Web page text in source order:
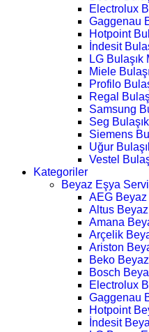
Electrolux
Gaggenau
Hotpoint
İndesit
LG
Miele
Profilo
Regal
Samsung
Seg
Siemens
Uğur
Vestel
Kategoriler
Beyaz Eşya
AEG
Altus
Amana
Arçelik
Ariston
Beko
Bosch
Electrolux
Gaggenau
Hotpoint
İndesit